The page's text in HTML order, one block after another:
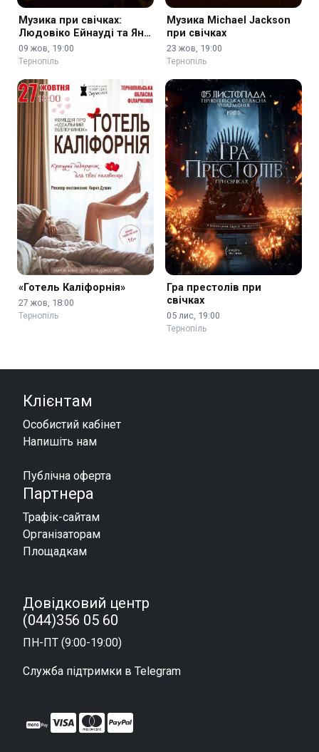
Музика при свічках:
Людовіко Ейнауді та Ян
Тірсен
09 жов, 19:00
Тернопіль
Музика Michael Jackson
при свічках
23 жов, 19:00
Тернопіль
«Готель Каліфорнія»
27 жов, 18:00
Тернопіль
Гра престолів при
свічках
05 лис, 19:00
Тернопіль
Клієнтам
Особистий кабінет
Напишіть нам
Публічна оферта
Партнера
Трафік-сайтам
Організаторам
Площадкам
Довідковий центр
(044)356 05 60
ПН-ПТ (9:00-19:00)
Служба підтримки в Telegram